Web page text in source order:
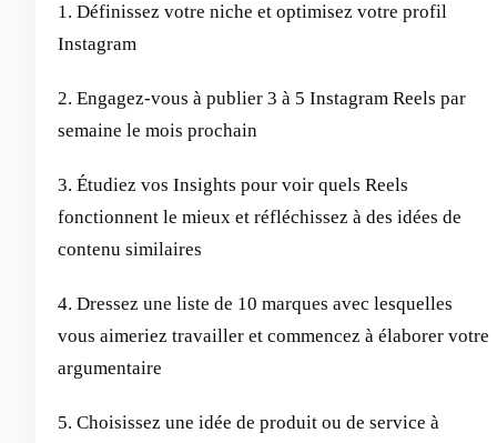
1. Définissez votre niche et optimisez votre profil
Instagram
2. Engagez-vous à publier 3 à 5 Instagram Reels par
semaine le mois prochain
3. Étudiez vos Insights pour voir quels Reels
fonctionnent le mieux et réfléchissez à des idées de
contenu similaires
4. Dressez une liste de 10 marques avec lesquelles
vous aimeriez travailler et commencez à élaborer votre
argumentaire
5. Choisissez une idée de produit ou de service à